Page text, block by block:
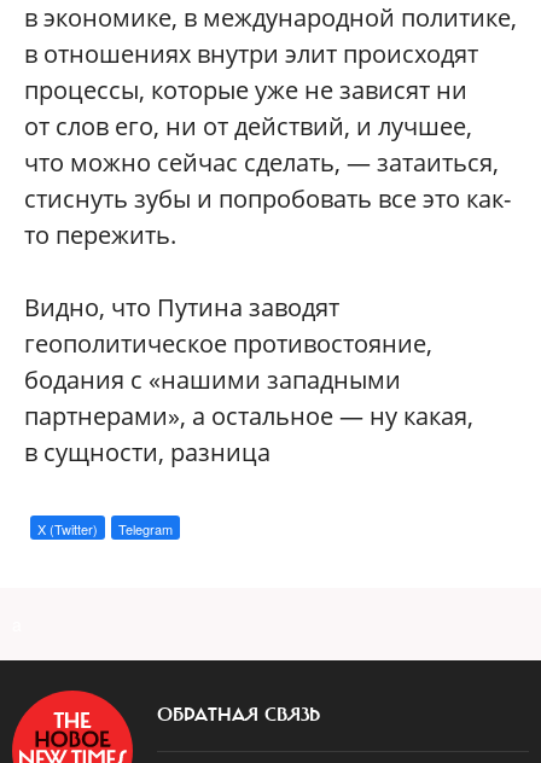
в экономике, в международной политике,
в отношениях внутри элит происходят
процессы, которые уже не зависят ни
от слов его, ни от действий, и лучшее,
что можно сейчас сделать, — затаиться,
стиснуть зубы и попробовать все это как-
то пережить.
Видно, что Путина заводят
геополитическое противостояние,
бодания с «нашими западными
партнерами», а остальное — ну какая,
в сущности, разница
X (Twitter) Telegram
ОБРАТНАЯ СВЯЗЬ